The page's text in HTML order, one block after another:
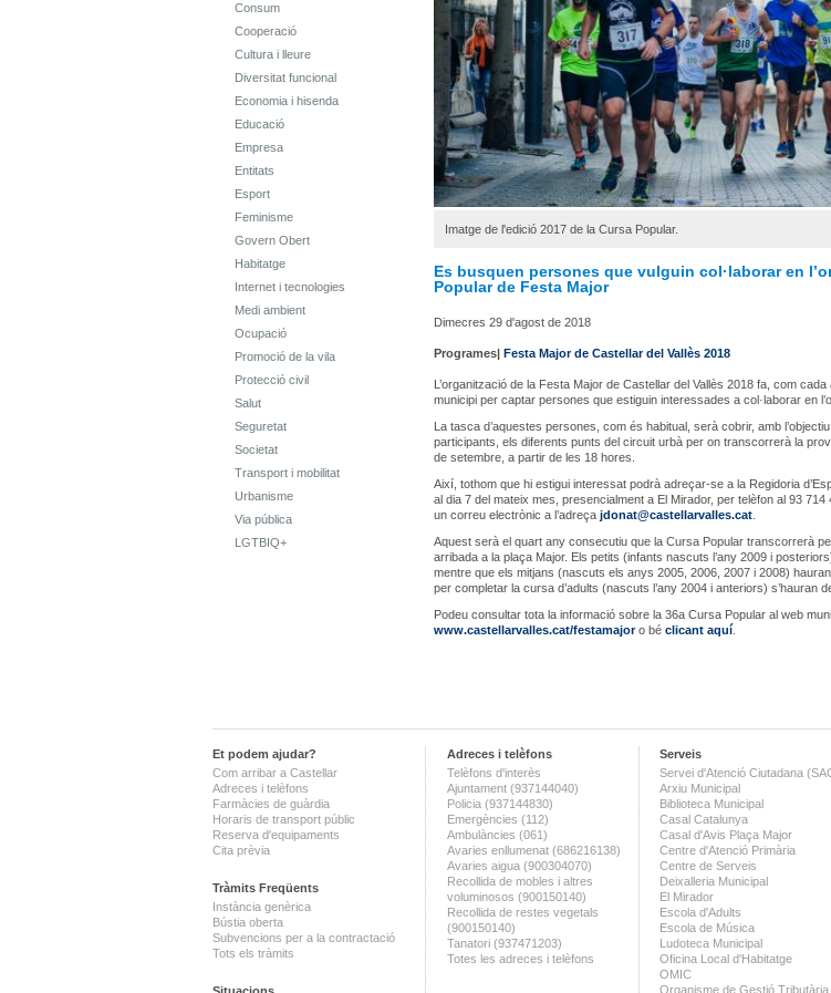
Consum
Cooperació
Cultura i lleure
Diversitat funcional
Economia i hisenda
Educació
Empresa
Entitats
Esport
Feminisme
Govern Obert
Habitatge
Internet i tecnologies
Medi ambient
Ocupació
Promoció de la vila
Protecció civil
Salut
Seguretat
Societat
Transport i mobilitat
Urbanisme
Via pública
LGTBIQ+
Imatge de l'edició 2017 de la Cursa Popular.
Es busquen persones que vulguin col·laborar en
Popular de Festa Major
Dimecres 29 d'agost de 2018
Programes| Festa Major de Castellar del Vallès 2018
L’organització de la Festa Major de Castellar del Vallès 2018 fa, com
municipi per captar persones que estiguin interessades a col·laborar en
La tasca d’aquestes persones, com és habitual, serà cobrir, amb
participants, els diferents punts del circuit urbà per on transcorrerà la
de setembre, a partir de les 18 hores.
Així, tothom que hi estigui interessat podrà adreçar-se a la Regidoria
al dia 7 del mateix mes, presencialment a El Mirador, per telèfon al 93
un correu electrònic a l’adreça jdonat@castellarvalles.cat
Aquest serà el quart any consecutiu que la Cursa Popular transcorrerà
arribada a la plaça Major. Els petits (infants nascuts l’any 2009 i
mentre que els mitjans (nascuts els anys 2005, 2006, 2007 i 2008)
per completar la cursa d’adults (nascuts l’any 2004 i anteriors) s’hauran
Podeu consultar tota la informació sobre la 36a Cursa Popular al web
www.castellarvalles.cat/festamajoro bé clicant aquí
Et podem ajudar?
Com arribar a Castellar
Adreces i telèfons
Farmàcies de guàrdia
Horaris de transport públic
Reserva d'equipaments
Cita prèvia
Tràmits Freqüents
Instància genèrica
Bústia oberta
Subvencions per a la contractació
Tots els tràmits
Adreces i telèfons
Telèfons d'interès
Ajuntament (937144040)
Policia (937144830)
Emergències (112)
Ambulàncies (061)
Avaries enllumenat (686216138)
Avaries aigua (900304070)
Recollida de mobles i altres
voluminosos (900150140)
Recollida de restes vegetals
(900150140)
Tanatori (937471203)
Totes les adreces i telèfons
Serveis
Servei d'Atenció Ciutadana
Arxiu Municipal
Biblioteca Municipal
Casal Catalunya
Casal d'Avis Plaça Major
Centre d'Atenció Primària
Centre de Serveis
Deixalleria Municipal
El Mirador
Escola d'Adults
Escola de Música
Ludoteca Municipal
Oficina Local d'Habitatge
OMIC
Organisme de Gestió Tributària